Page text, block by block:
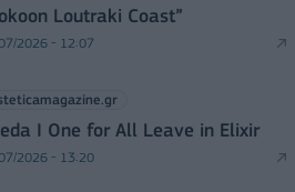
Loutraki Coast”
2026 - 12:07
I One for All Leave in Elixir
2026 - 13:20